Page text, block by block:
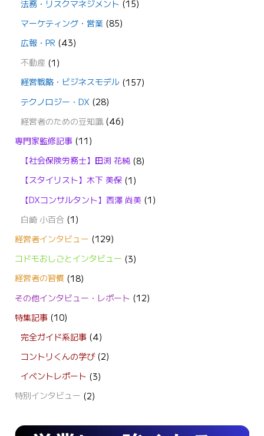
法務・リスクマネジメント (15)
マーケティング・営業 (85)
広報・PR (43)
不動産 (1)
経営戦略・ビジネスモデル (157)
テクノロジー・DX (28)
経営者のための豆知識(46)
専門家監修記事(11)
【社会保険労務士】田渕 花純 (8)
【スタイリスト】木下 美保 (1)
【DXコンサルタント】西澤 尚美 (1)
白崎 小百合 (1)
経営者インタビュー (129)
コドモおしごとインタビュー (3)
経営者の習慣(18)
その他インタビュー・レポート (12)
特集記事(10)
完全ガイド系記事 (4)
コントリくんの学び(2)
イベントレポート (3)
特別インタビュー (2)